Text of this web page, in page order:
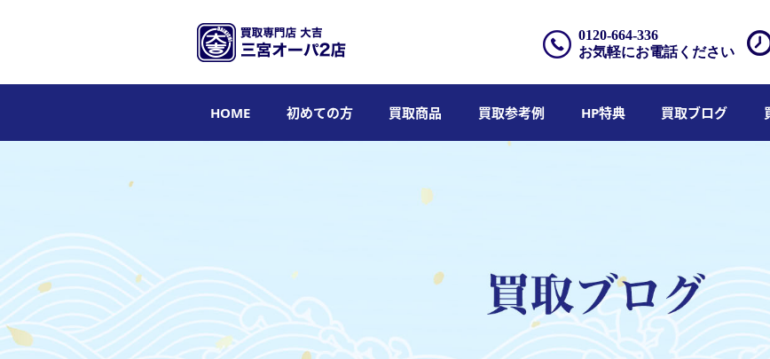
0120-664-336
お気軽にお電話ください
HOME 初めての方 買取商品 買取参考例 HP特典 買取ブログ